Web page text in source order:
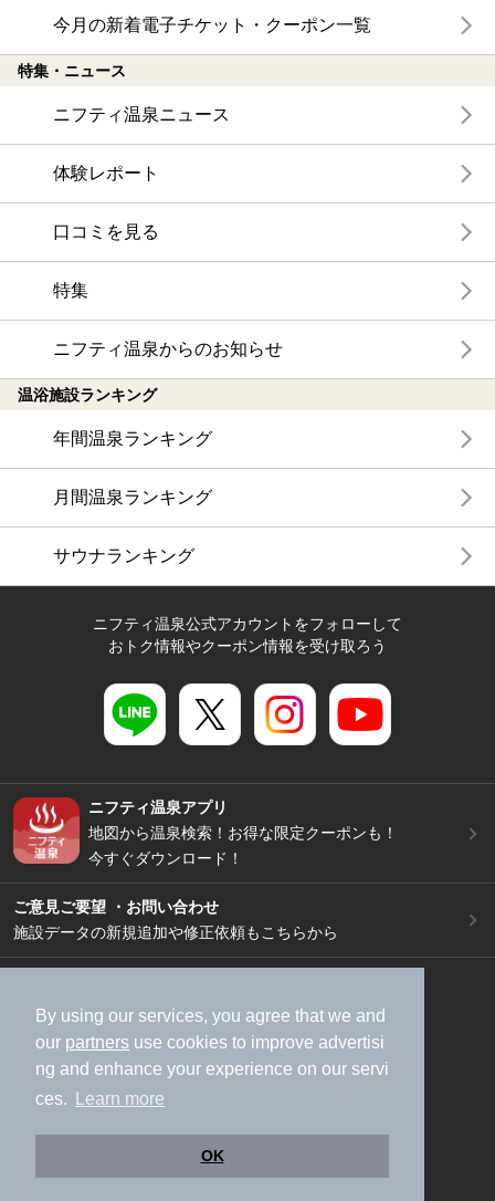
By using our services, you agree that we and
our partners use cookies to improve advertisi
ng and enhance your experience on our servi
ces.
Learn more
OK
今月の新着電子チケット・クーポン一覧
特集・ニュース
ニフティ温泉ニュース
体験レポート
口コミを見る
特集
ニフティ温泉からのお知らせ
温浴施設ランキング
年間温泉ランキング
月間温泉ランキング
サウナランキング
ニフティ温泉公式アカウントをフォローして
おトク情報やクーポン情報を受け取ろう
ニフティ温泉アプリ
地図から温泉検索！お得な限定クーポンも！
今すぐダウンロード！
ご意見ご要望 ・お問い合わせ
施設データの新規追加や修正依頼もこちらから
加盟店募集（資料請求）
広告出稿のご案内
利用規約
ライフスタイルMEMBERS+規約
特定商取引法に基づく表記
ヘルプ
採用情報
運営会社